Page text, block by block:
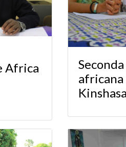
Africa
africana
Kinshasa